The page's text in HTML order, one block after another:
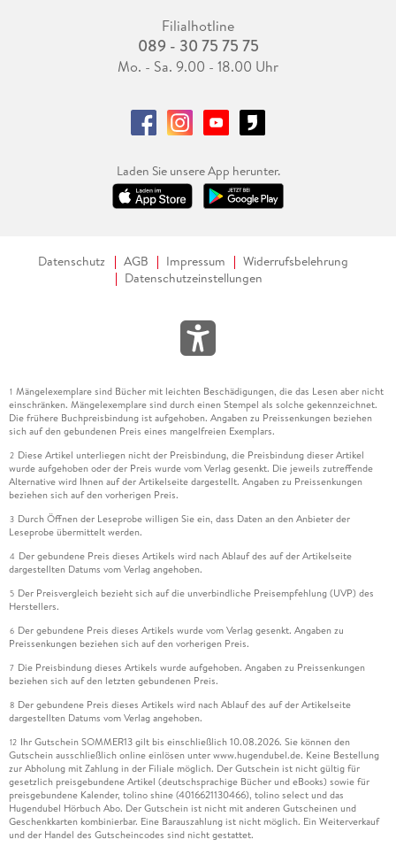
Filialhotline
089 - 30 75 75 75
Mo. - Sa. 9.00 - 18.00 Uhr
Laden Sie unsere App herunter.
Datenschutz AGB Impressum
Widerrufsbelehrung
Datenschutzeinstellungen
1 Mängelexemplare sind Bücher mit leichten Beschädigungen, die das Lesen aber nicht
einschränken. Mängelexemplare sind durch einen Stempel als solche gekennzeichnet.
Die frühere Buchpreisbindung ist aufgehoben. Angaben zu Preissenkungen beziehen
sich auf den gebundenen Preis eines mangelfreien Exemplars.
2 Diese Artikel unterliegen nicht der Preisbindung, die Preisbindung dieser Artikel
wurde aufgehoben oder der Preis wurde vom Verlag gesenkt. Die jeweils zutreffende
Alternative wird Ihnen auf der Artikelseite dargestellt. Angaben zu Preissenkungen
beziehen sich auf den vorherigen Preis.
3 Durch Öffnen der Leseprobe willigen Sie ein, dass Daten an den Anbieter der
Leseprobe übermittelt werden.
4 Der gebundene Preis dieses Artikels wird nach Ablauf des auf der Artikelseite
dargestellten Datums vom Verlag angehoben.
5 Der Preisvergleich bezieht sich auf die unverbindliche Preisempfehlung (UVP) des
Herstellers.
6 Der gebundene Preis dieses Artikels wurde vom Verlag gesenkt. Angaben zu
Preissenkungen beziehen sich auf den vorherigen Preis.
7 Die Preisbindung dieses Artikels wurde aufgehoben. Angaben zu Preissenkungen
beziehen sich auf den letzten gebundenen Preis.
8 Der gebundene Preis dieses Artikels wird nach Ablauf des auf der Artikelseite
dargestellten Datums vom Verlag angehoben.
12 Ihr Gutschein SOMMER13 gilt bis einschließlich 10.08.2026. Sie können den
Gutschein ausschließlich online einlösen unter www.hugendubel.de. Keine Bestellung
zur Abholung mit Zahlung in der Filiale möglich. Der Gutschein ist nicht gültig für
gesetzlich preisgebundene Artikel (deutschsprachige Bücher und eBooks) sowie für
preisgebundene Kalender, tolino shine (4016621130466), tolino select und das
Hugendubel Hörbuch Abo. Der Gutschein ist nicht mit anderen Gutscheinen und
Geschenkkarten kombinierbar. Eine Barauszahlung ist nicht möglich. Ein Weiterverkauf
und der Handel des Gutscheincodes sind nicht gestattet.